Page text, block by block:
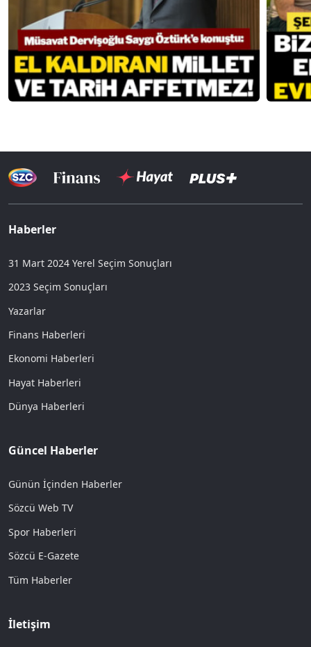
Haberler
31 Mart 2024 Yerel Seçim Sonuçları
2023 Seçim Sonuçları
Yazarlar
Finans Haberleri
Ekonomi Haberleri
Hayat Haberleri
Dünya Haberleri
Güncel Haberler
Günün İçinden Haberler
Sözcü Web TV
Spor Haberleri
Sözcü E-Gazete
Tüm Haberler
İletişim